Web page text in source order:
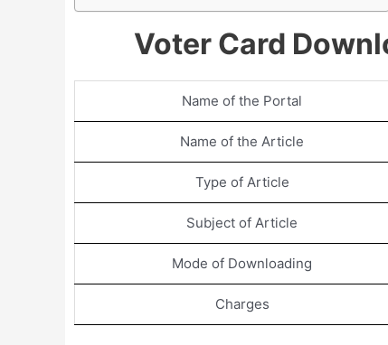
Voter Card
Name of the Portal
Name of the Article
Type of Article
Subject of Article
Mode of Downloading
Charges